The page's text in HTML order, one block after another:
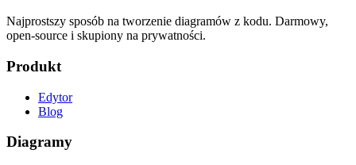
Najprostszy sposób na tworzenie diagramów z kodu. Darmowy,
open-source i skupiony na prywatności.
Produkt
Edytor
Blog
Diagramy